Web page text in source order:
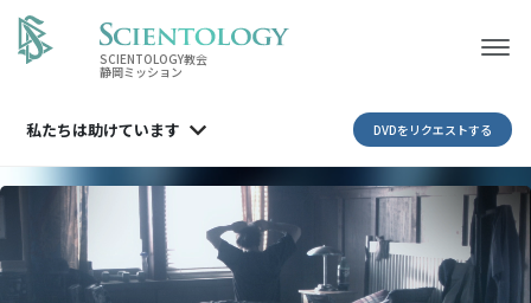
SCIENTOLOGY教会
静岡ミッション
私たちは助けています DVDをリクエストする